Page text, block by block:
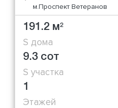
м.Проспект Ветеранов
191.2 м2
S дома
9.3 сот
S участка
1
Этажей